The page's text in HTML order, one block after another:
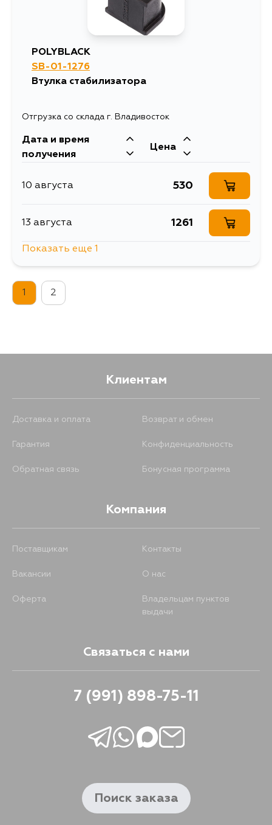
POLYBLACK
SB-01-1276
Втулка стабилизатора
Отгрузка со склада г. Владивосток
Дата и время
получения
Цена
10 августа 530
13 августа 1261
Показать еще 1
1 2
Клиентам
Доставка и оплата Возврат и обмен
Гарантия Конфиденциальность
Обратная связь Бонусная программа
Компания
Поставщикам Контакты
Вакансии О нас
Оферта
Владельцам пунктов
выдачи
Связаться с нами
7 (991) 898-75-11
Поиск заказа